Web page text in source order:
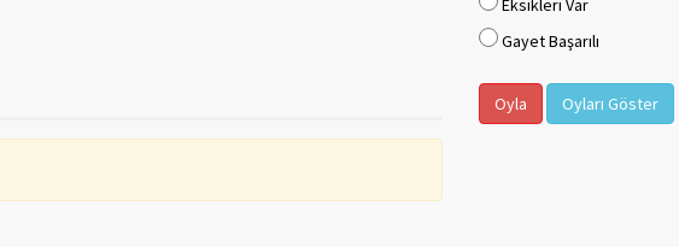
Eksikleri Var
Gayet Başarılı
Oyla Oyları Göster